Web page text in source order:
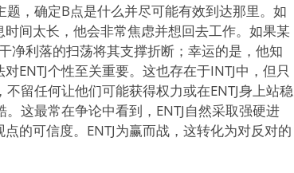
，确定B点是什么并尽可能有效到达那里。如
间太长，他会非常焦虑并想回去工作。如果某
净利落的扫荡将其支撑折断；幸运的是，他知
ENTJ个性至关重要。这也存在于INTJ中，但只
留任何让他们可能获得权力或在ENTJ身上站稳
这最常在争论中看到，ENTJ自然采取强硬进
的可信度。ENTJ为赢而战，这转化为对反对的